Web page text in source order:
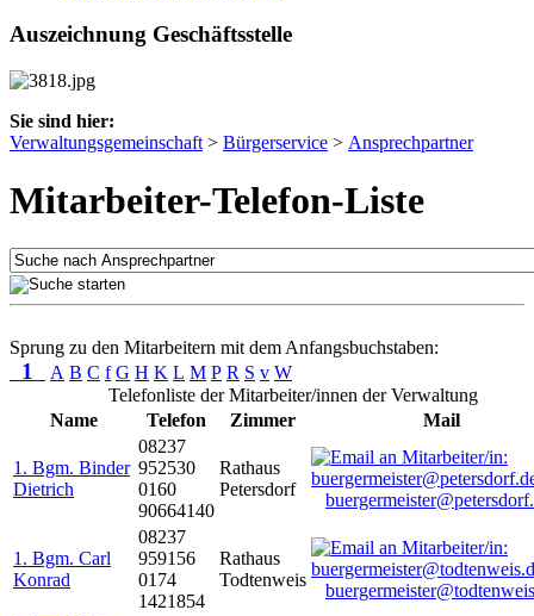
Auszeichnung Geschäftsstelle
Sie sind hier:
Verwaltungsgemeinschaft > Bürgerservice > Ansprechpartner
Mitarbeiter-Telefon-Liste
Sprung zu den Mitarbeitern mit dem Anfangsbuchstaben:
1 A B C f G H K L M P R S v W
Telefonliste der Mitarbeiter/innen der Verwaltung
Name
Telefon Zimmer Mail
1. Bgm. Binder
Dietrich
08237
952530
0160
90664140
Rathaus
Petersdorf
1. Bgm. Carl
Konrad
08237
959156
0174
1421854
Rathaus
Todtenweis